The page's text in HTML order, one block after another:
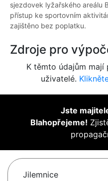
sjezdovek lyžařského areálu
přístup ke sportovním
zajištěno bez poplatku.
Zdroje pro
K těmto údajům mají
uživatelé.
Jste
Blahopřejeme!
Jilemnice